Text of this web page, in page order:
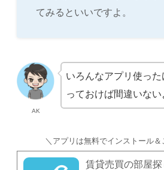
てみるといいですよ。
AK
いろんなアプリ使った
っておけば間違いない
＼アプリは無料でインストール＆
賃貸売買の部屋